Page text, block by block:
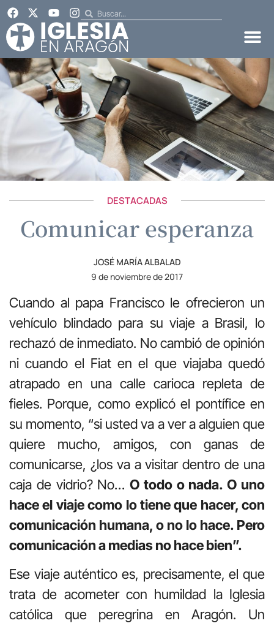
DESTACADAS
Comunicar esperanza
JOSÉ MARÍA ALBALAD
9 de noviembre de 2017
Cuando al papa Francisco le ofrecieron un
vehículo blindado para su viaje a Brasil, lo
rechazó de inmediato. No cambió de opinión
ni cuando el Fiat en el que viajaba quedó
atrapado en una calle carioca repleta de
fieles. Porque, como explicó el pontífice en
su momento, “si usted va a ver a alguien que
quiere mucho, amigos, con ganas de
comunicarse, ¿los va a visitar dentro de una
caja de vidrio? No…O todo o nada. O uno
hace el viaje como lo tiene que hacer, con
comunicación humana, o no lo hace. Pero
comunicación a medias no hace bien”.
Ese viaje auténtico es, precisamente, el que
trata de acometer con humildad la Iglesia
católica que peregrina en Aragón. Un